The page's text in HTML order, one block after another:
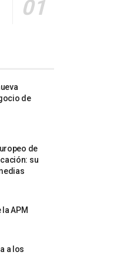
de
de
su
APM
a los